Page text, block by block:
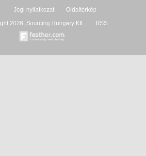
Jogi nyilatkozat
Oldaltérkép
2026, Sourcing Hungary Kft.
RSS